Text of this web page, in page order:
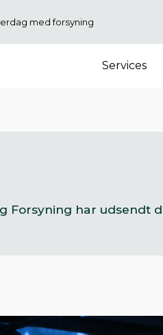
med forsyning
Services
Forsyning har udsendt